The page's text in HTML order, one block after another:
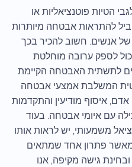
הטיות פוטנציאליות או
להתראות אבטחה מיותרות
של אנשים. חשוב להכיר בכך
לספק ערובה מוחלטת
לתשתית האבטחה הקיימת
המשלבת אמצעי אבטחה
אדם, איסוף מודיעין והתקדמות
עם איומי אבטחה. בעוד
משמעותי, יש לראות אותו
פתרון אחד שמתאים
גישה מקיפה, אנו